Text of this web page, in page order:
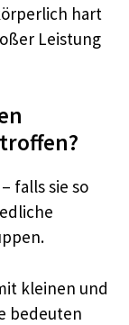
hart
Leistung
falls sie so
kleinen und
bedeuten